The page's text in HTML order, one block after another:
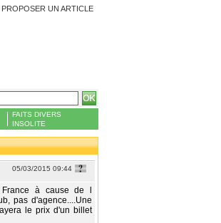
PROPOSER UN ARTICLE
FAITS DIVERS
INSOLITE
05/03/2015 09:44
à cause de l
pas d'agence....Une
le prix d'un billet